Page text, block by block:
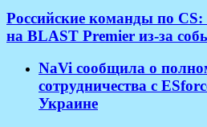
Российские команды по CS:
на BLAST Premier из-за
NaVi сообщила о
сотрудничества с
Украине